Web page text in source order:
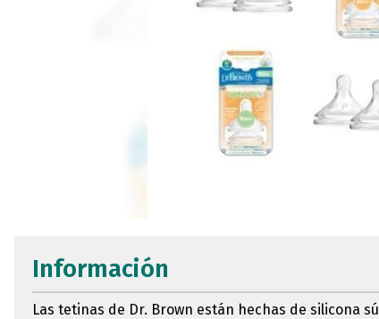
Información
Las tetinas de Dr. Brown están hechas de silicona